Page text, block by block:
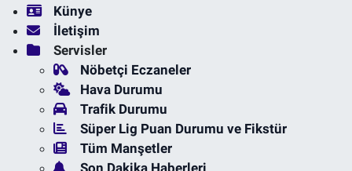
Künye
İletişim
Servisler
Nöbetçi Eczaneler
Hava Durumu
Trafik Durumu
Süper Lig Puan Durumu ve Fikstür
Tüm Manşetler
Son Dakika Haberleri